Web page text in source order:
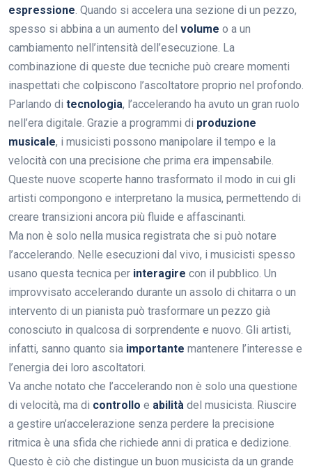
espressione. Quando si accelera una sezione di un pezzo,
spesso si abbina a un aumento del volume o a un
cambiamento nell’intensità dell’esecuzione. La
combinazione di queste due tecniche può creare momenti
inaspettati che colpiscono l’ascoltatore proprio nel profondo.
Parlando di tecnologia, l’accelerando ha avuto un gran ruolo
nell’era digitale. Grazie a programmi di produzione
musicale, i musicisti possono manipolare il tempo e la
velocità con una precisione che prima era impensabile.
Queste nuove scoperte hanno trasformato il modo in cui gli
artisti compongono e interpretano la musica, permettendo di
creare transizioni ancora più fluide e affascinanti.
Ma non è solo nella musica registrata che si può notare
l’accelerando. Nelle esecuzioni dal vivo, i musicisti spesso
usano questa tecnica per interagire con il pubblico. Un
improvvisato accelerando durante un assolo di chitarra o un
intervento di un pianista può trasformare un pezzo già
conosciuto in qualcosa di sorprendente e nuovo. Gli artisti,
infatti, sanno quanto sia importante mantenere l’interesse e
l’energia dei loro ascoltatori.
Va anche notato che l’accelerando non è solo una questione
di velocità, ma di controllo e abilità del musicista. Riuscire
a gestire un’accelerazione senza perdere la precisione
ritmica è una sfida che richiede anni di pratica e dedizione.
Questo è ciò che distingue un buon musicista da un grande